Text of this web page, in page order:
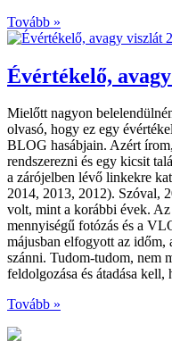
Tovább »
Évértékelő,
Mielőtt nagyon
olvasó, hogy ez egy
BLOG hasábjain. Azért
rendszerezni és egy kicsit
a zárójelben lévő linkekre
2014, 2013, 2012). Szóval,
volt, mint a korábbi évek.
mennyiségű fotózás és a
májusban elfogyott az
szánni. Tudom-tudom, nem
feldolgozása és átadása
Tovább »